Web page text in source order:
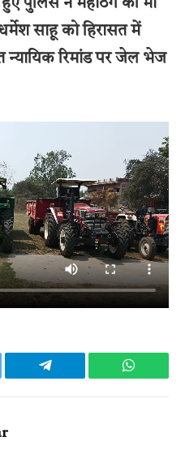
पुलिस ने महाठग की मां
साहू को हिरासत में
न्यायिक रिमांड पर जेल भेज
Telegram